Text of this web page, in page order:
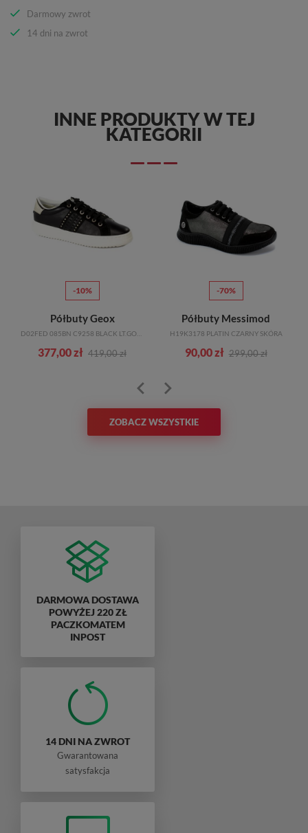
Darmowy zwrot
14 dni na zwrot
INNE PRODUKTY W TEJ
KATEGORII
-10%
Półbuty Geox
D02FED 085BN C9258 BLACK LT.GOLD
377,00 zł 419,00 zł
-70%
Półbuty Messimod
H19K3178 PLATIN CZARNY SKÓRA
90,00 zł 299,00 zł
ZOBACZ WSZYSTKIE
DARMOWA DOSTAWA
POWYŻEJ 220 ZŁ
PACZKOMATEM
INPOST
14 DNI NA ZWROT
Gwarantowana
satysfakcja